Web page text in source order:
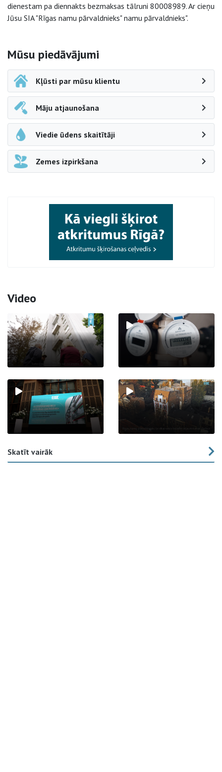
dienestam pa diennakts bezmaksas tālruni 80008989. Ar cieņu
Jūsu SIA "Rīgas namu pārvaldnieks" namu pārvaldnieks".
Sāna navigācija
Mūsu piedāvājumi
Kļūsti par mūsu klientu
Māju atjaunošana
Viedie ūdens skaitītāji
Zemes izpirkšana
Video
Skatīt vairāk